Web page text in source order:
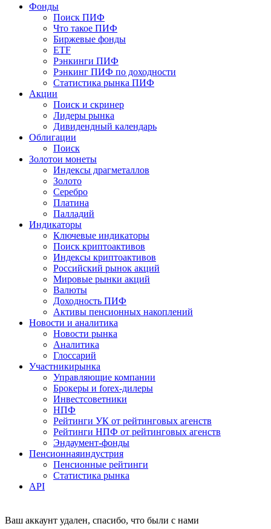
Фонды
Поиск ПИФ
Что такое ПИФ
Биржевые фонды
ETF
Рэнкинги ПИФ
Рэнкинг ПИФ по доходности
Статистика рынка ПИФ
Акции
Поиск и скринер
Лидеры рынка
Дивидендный календарь
Облигации
Поиск
Золотои монеты
Индексы драгметаллов
Золото
Серебро
Платина
Палладий
Индикаторы
Ключевые индикаторы
Поиск криптоактивов
Индексы криптоактивов
Российский рынок акций
Мировые рынки акций
Валюты
Доходность ПИФ
Активы пенсионных накоплений
Новости и аналитика
Новости рынка
Аналитика
Глоссарий
Участникирынка
Управляющие компании
Брокеры и forex-дилеры
Инвестсоветники
НПФ
Рейтинги УК от рейтинговых агенств
Рейтинги НПФ от рейтинговых агенств
Эндаумент-фонды
Пенсионнаяиндустрия
Пенсионные рейтинги
Статистика рынка
API
Ваш аккаунт удален, спасибо, что были с нами